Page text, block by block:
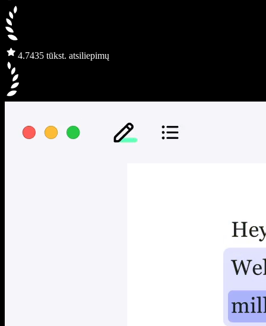
4.7435 tūkst. atsiliepimų